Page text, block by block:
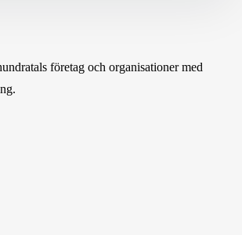
företag och organisationer med